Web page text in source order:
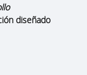
diseñado